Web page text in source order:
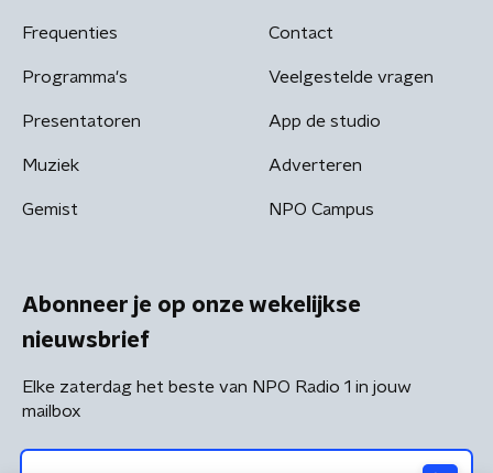
Frequenties
Programma's
Presentatoren
Muziek
Gemist
Contact
Veelgestelde vragen
App de studio
Adverteren
NPO Campus
Abonneer je op onze wekelijkse
nieuwsbrief
Elke zaterdag het beste van NPO Radio 1 in jouw
mailbox